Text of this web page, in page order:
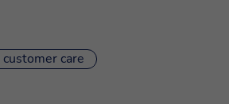
customer care